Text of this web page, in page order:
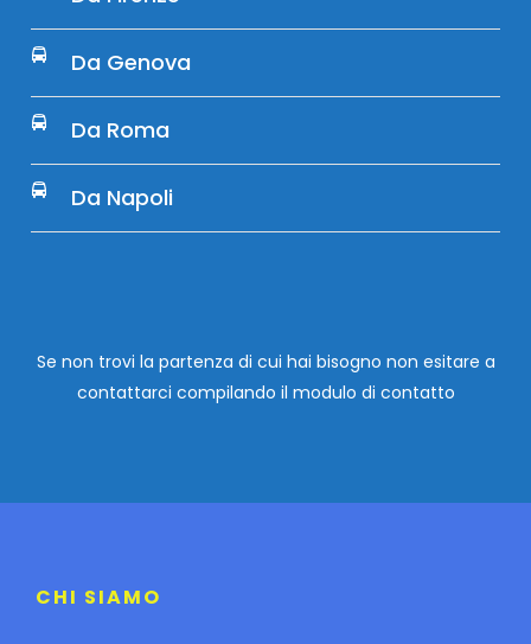
Da Genova
Da Roma
Da Napoli
Se non trovi la partenza di cui hai bisogno non esitare a
contattarci compilando il modulo di contatto
CHI SIAMO